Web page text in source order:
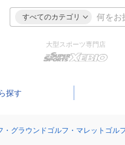
すべてのカテゴリ
大型スポーツ専門店
・グラウンドゴルフ・マレットゴル